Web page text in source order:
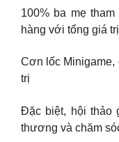
100% ba mẹ
hàng với tổng giá
Cơn lốc Minigame,
trị
Đặc biệt, hội thảo
thương và chăm